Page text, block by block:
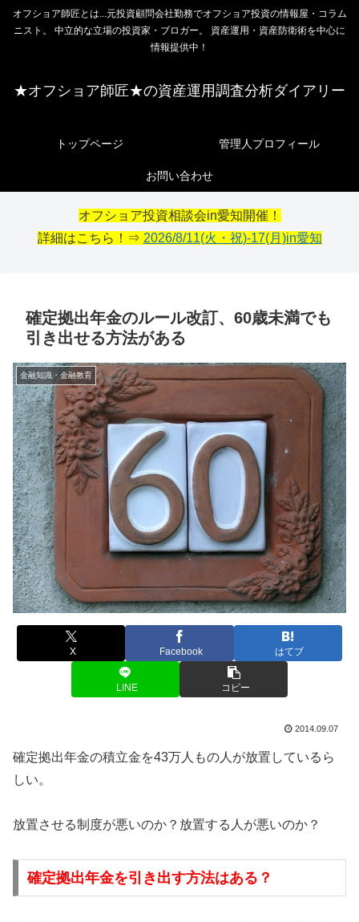
オフショア師匠とは...元投資顧問会社勤務でオフショア投資の情報屋・コラム
ニスト。 中立的な立場の投資家・ブロガー。 資産運用・資産防衛術を中心に
情報提供中！
★オフショア師匠★の資産運用調査分析ダイアリー
トップページ 管理人プロフィール
お問い合わせ
オフショア投資相談会in愛知開催！
詳細はこちら！⇒ 2026/8/11(火・祝)-17(月)in愛知
確定拠出年金のルール改訂、60歳未満でも
引き出せる方法がある
金融知識・金融教育
X Facebook はてブ
LINE コピー
2014.09.07
確定拠出年金の積立金を43万人もの人が放置しているら
しい。
放置させる制度が悪いのか？放置する人が悪いのか？
確定拠出年金を引き出す方法はある？